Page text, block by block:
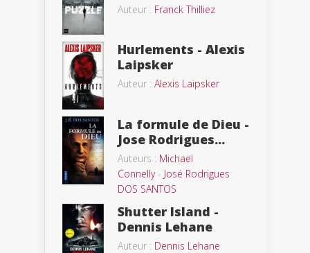
Auteur : Franck Thilliez
Hurlements - Alexis
Laipsker
Auteur : Alexis Laipsker
La formule de Dieu -
Jose Rodrigues...
Auteurs : Michael
Connelly- José Rodrigues
DOS SANTOS
Shutter Island -
Dennis Lehane
Auteur : Dennis Lehane